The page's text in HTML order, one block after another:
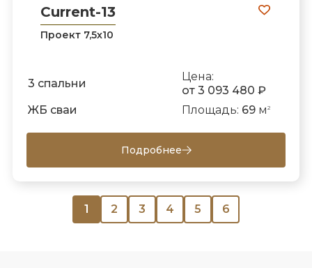
Current-13
Проект 7,5х10
3 спальни
Цена:
от 3 093 480 ₽
ЖБ сваи
Площадь: 69м 2
Подробнее
1 2 3 4 5 6